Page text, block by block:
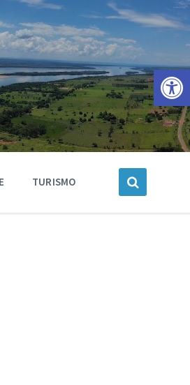
Barra de Ferramentas Aberta
TURISMO